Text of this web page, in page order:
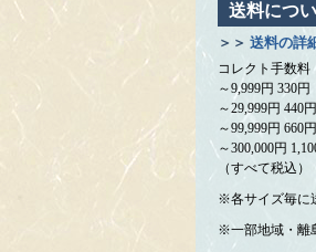
送料につ
＞＞ 送料の詳
コレクト手数料
～9,999円 330円
～29,999円 440円
～99,999円 660円
～300,000円
（すべて税込）
※各サイズ毎に
※一部地域・離